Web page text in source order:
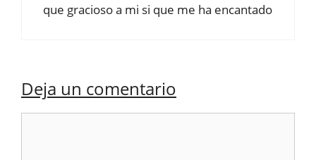
que gracioso a mi si que me ha encantado
Deja un comentario